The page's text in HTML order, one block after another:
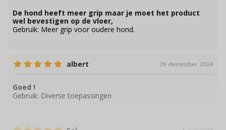
De hond heeft meer grip maar je moet het product
wel bevestigen op de vloer,
Gebruik: Meer grip voor oudere hond.
albert 29 december 2024
Goed !
Gebruik: Diverse toepassingen